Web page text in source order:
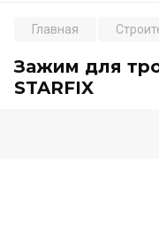
Главная
Зажим для
STARFIX